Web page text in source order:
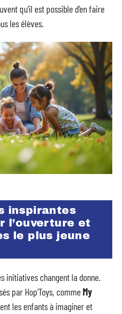
qu’il est possible d’en faire
les élèves.
inspirantes
l’ouverture et
le plus jeune
initiatives changent la donne.
par Hop’Toys, commeMy
les enfants à imaginer et